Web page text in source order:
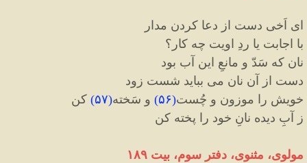
ای اَخی دست از دعا کردن مدار
با اجابت یا ردِ اویت چه کار؟
نان که سَدّ و مانعِ این آب بود
دست از آن نان می بباید شست زود
خویش را موزون و چُست(۵۶) و سَخته(۵۷) کن
ز آبِ دیده نانِ خود را پخته کن
مولوی، مثنوی، دفتر سوم، بیت ۱۸۹